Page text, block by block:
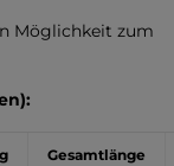
Möglichkeit zum
Gesamtlänge